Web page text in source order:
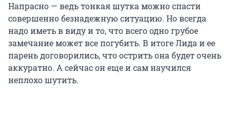
Напрасно — ведь тонкая шутка можно спасти
совершенно безнадежную ситуацию. Но всегда
надо иметь в виду и то, что всего одно грубое
замечание может все погубить. В итоге Лида и ее
парень договорились, что острить она будет очень
аккуратно. А сейчас он еще и сам научился
неплохо шутить.